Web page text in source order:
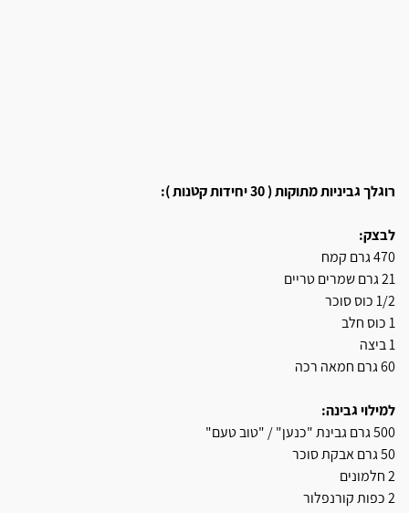
רוגלך גביניות מתוקות ( 30 יחידות קטנות ):
לבצק:
470 גרם קמח
21 גרם שמרים טריים
1/2 כוס סוכר
1 כוס חלב
1 ביצה
60 גרם חמאה רכה
למילוי גבינה:
500 גרם גבינת "כנען" / "טוב טעם"
50 גרם אבקת סוכר
2 חלמונים
2 כפות קורנפלור